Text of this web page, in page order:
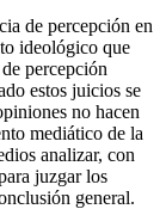
de percepción en
ideológico que
percepción
estos juicios se
no hacen
mediático de la
analizar, con
juzgar los
general.